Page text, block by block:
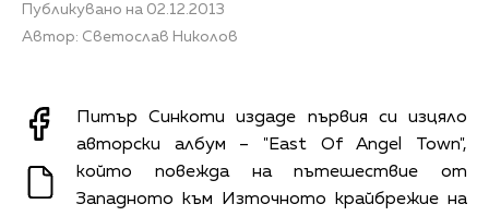
Публикувано на 02.12.2013
Автор: Светослав Николов
Питър Синкоти издаде първия си изцяло
авторски албум – "East Of Angel Town",
който повежда на пътешествие от
Западното към Източното крайбрежие на